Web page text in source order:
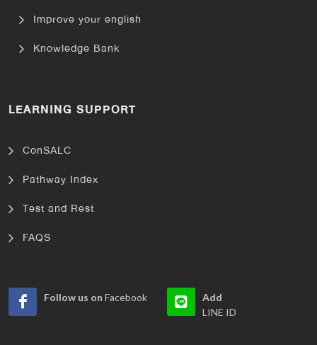
Improve your english
Knowledge Bank
LEARNING SUPPORT
ConSALC
Pathway Index
Test and Rest
FAQS
Follow us on Facebook
Add
LINE ID